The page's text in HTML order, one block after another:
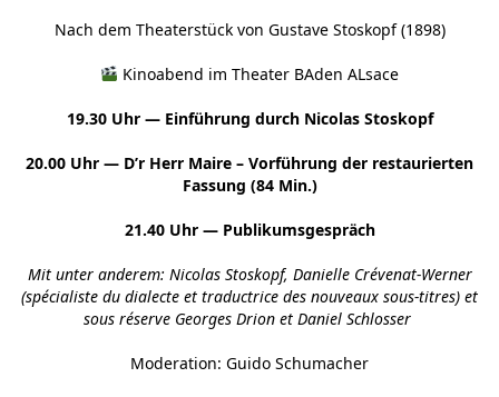
Nach dem Theaterstück von Gustave Stoskopf (1898)
Kinoabend im Theater BAden ALsace
19.30 Uhr — Einführung durch Nicolas Stoskopf
20.00 Uhr — D’r Herr Maire – Vorführung der restaurierten
Fassung (84 Min.)
21.40 Uhr — Publikumsgespräch
Mit unter anderem: Nicolas Stoskopf, Danielle Crévenat-Werner
(spécialiste du dialecte et traductrice des nouveaux sous-titres) et
sous réserve Georges Drion et Daniel Schlosser
Moderation: Guido Schumacher